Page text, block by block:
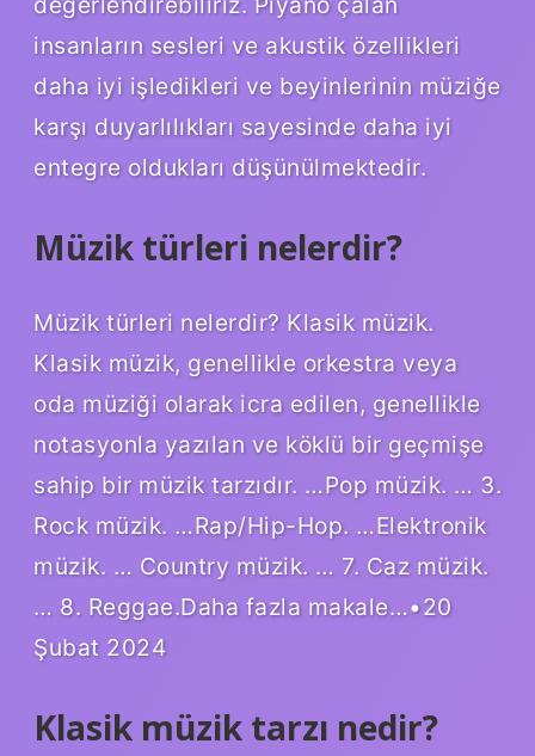
insanların sesleri ve akustik özellikleri
daha iyi işledikleri ve beyinlerinin müziğe
karşı duyarlılıkları sayesinde daha iyi
entegre oldukları düşünülmektedir.
Müzik türleri nelerdir?
Müzik türleri nelerdir? Klasik müzik.
Klasik müzik, genellikle orkestra veya
oda müziği olarak icra edilen, genellikle
notasyonla yazılan ve köklü bir geçmişe
sahip bir müzik tarzıdır. …Pop müzik. … 3.
Rock müzik. …Rap/Hip-Hop. …Elektronik
müzik. … Country müzik. … 7. Caz müzik.
… 8. Reggae.Daha fazla makale…•20
Şubat 2024
Klasik müzik tarzı nedir?